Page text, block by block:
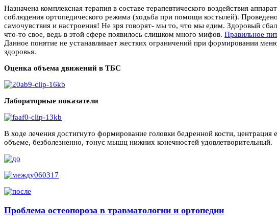
Назначена комплексная терапия в составе терапевтического воздействия
соблюдения ортопедического режима (ходьба при помощи костылей).
самочувствия и настроения! Не зря говорят- мы то, что мы едим. Здоровый
что-то свое, ведь в этой сфере появилось слишком много мифов. Правильное
Данное понятие не устанавливает жестких ограничений при формировании
здоровья.
Оценка объема движений в ТБС
Лабораторные показатели
В ходе лечения достигнуто формирование головки бедренной кости,
объеме, безболезненно, тонус мышц нижних конечностей удовлетворительный.
Проблема остеопороза в травматологии и ортопедии